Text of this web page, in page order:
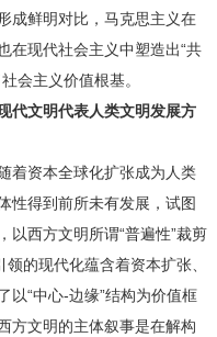
成鲜明对比，马克思主义在
在现代社会主义中塑造出“共
会主义价值根基。
代文明代表人类文明发展方
资本全球化扩张成为人类
性得到前所未有发展，试图
以西方文明所谓“普遍性”裁剪
的现代化蕴含着资本扩张、
以“中心-边缘”结构为价值框
方文明的主体叙事是在解构